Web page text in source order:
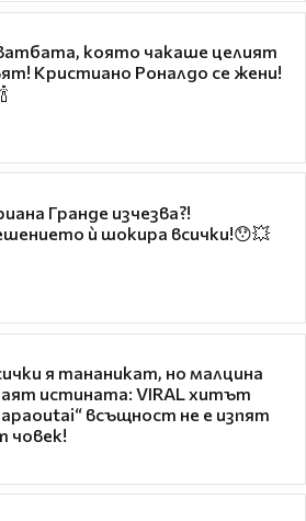
която чакаше целият
Кристиано Роналдо се жени!
Гранде изчезва?!
ѝ шокира всички!😯💥
я тананикат, но малцина
истината: VIRAL хитът
всъщност не е изпят
човек!